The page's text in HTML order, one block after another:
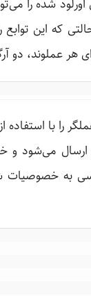
شده را
که این
هر عملوند، دو
را با
ارسال می‌شود و